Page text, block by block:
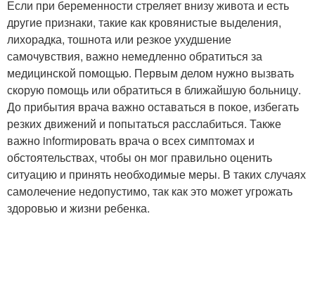
Если при беременности стреляет внизу живота и есть
другие признаки, такие как кровянистые выделения,
лихорадка, тошнота или резкое ухудшение
самочувствия, важно немедленно обратиться за
медицинской помощью. Первым делом нужно вызвать
скорую помощь или обратиться в ближайшую больницу.
До прибытия врача важно оставаться в покое, избегать
резких движений и попытаться расслабиться. Также
важно informировать врача о всех симптомах и
обстоятельствах, чтобы он мог правильно оценить
ситуацию и принять необходимые меры. В таких случаях
самолечение недопустимо, так как это может угрожать
здоровью и жизни ребенка.